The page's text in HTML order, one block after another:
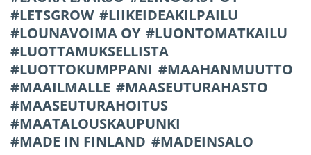
LETSGROW
LIIKEIDEAKILPAILU
LOUNAVOIMA OY
LUONTOMATKAILU
LUOTTAMUKSELLISTA
LUOTTOKUMPPANI
MAAHANMUUTTO
MAAILMALLE
MAASEUTURAHASTO
MAASEUTURAHOITUS
MAATALOUSKAUPUNKI
MADE IN FINLAND
MADEINSALO